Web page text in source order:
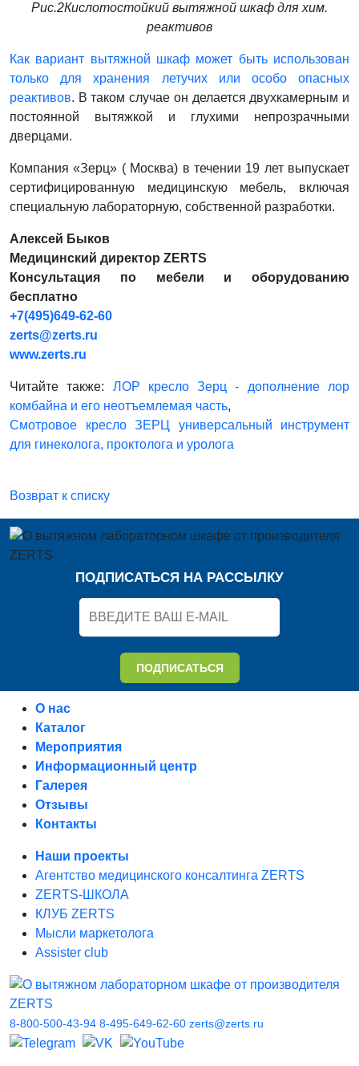
Рис.2Кислотостойкий вытяжной шкаф для хим.
реактивов
Как вариант вытяжной шкаф может быть использован
только для хранения летучих или особо опасных
реактивов. В таком случае он делается двухкамерным и
постоянной вытяжкой и глухими непрозрачными
дверцами.
Компания «Зерц» ( Москва) в течении 19 лет выпускает
сертифицированную медицинскую мебель, включая
специальную лабораторную, собственной разработки.
Алексей Быков
Медицинский директор ZERTS
Консультация по мебели и оборудованию
бесплатно
+7(495)649-62-60
zerts@zerts.ru
www.zerts.ru
Читайте также: ЛОР кресло Зерц - дополнение лор
комбайна и его неотъемлемая часть,
Смотровое кресло ЗЕРЦ универсальный инструмент
для гинеколога, проктолога и уролога
Возврат к списку
ПОДПИСАТЬСЯ НА РАССЫЛКУ
ПОДПИСАТЬСЯ
О нас
Каталог
Мероприятия
Информационный центр
Галерея
Отзывы
Контакты
Наши проекты
Агентство медицинского консалтинга ZERTS
ZERTS-ШКОЛА
КЛУБ ZERTS
Мысли маркетолога
Assister club
8-800-500-43-94 8-495-649-62-60 zerts@zerts.ru